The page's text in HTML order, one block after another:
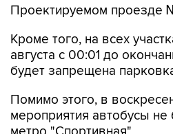
Проектируемом проезде
Кроме того, на всех
августа с 00:01 до
будет запрещена
Помимо этого, в
мероприятия автобусы не